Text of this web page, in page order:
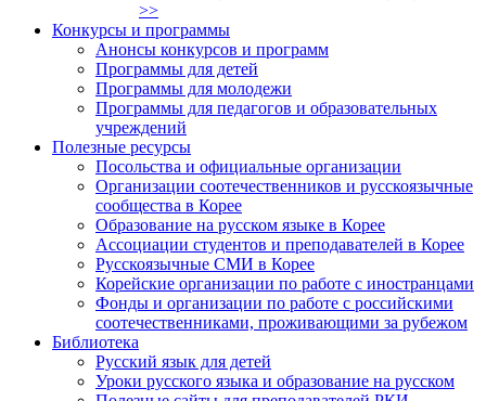
>>
Конкурсы и программы
Анонсы конкурсов и программ
Программы для детей
Программы для молодежи
Программы для педагогов и образовательных
учреждений
Полезные ресурсы
Посольства и официальные организации
Организации соотечественников и русскоязычные
сообщества в Корее
Образование на русском языке в Корее
Ассоциации студентов и преподавателей в Корее
Русскоязычные СМИ в Корее
Корейские организации по работе с иностранцами
Фонды и организации по работе с российскими
соотечественниками, проживающими за рубежом
Библиотека
Русский язык для детей
Уроки русского языка и образование на русском